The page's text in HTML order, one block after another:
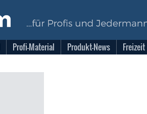
Profi-Material Produkt-News Freizeit